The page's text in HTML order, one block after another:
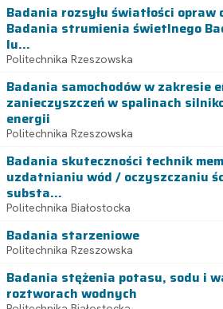
Badania rozsyłu światłości
Badania strumienia świetlnego
lu...
Politechnika Rzeszowska
Badania samochodów w zakresie
zanieczyszczeń w spalinach
energii
Politechnika Rzeszowska
Badania skuteczności technik
uzdatnianiu wód / oczyszczaniu
substa...
Politechnika Białostocka
Badania starzeniowe
Politechnika Rzeszowska
Badania stężenia potasu, sodu i
roztworach wodnych